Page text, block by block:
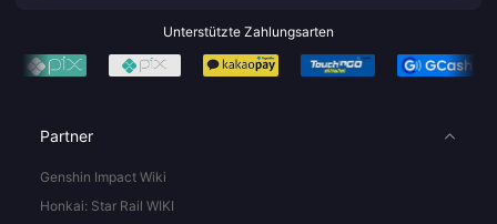
Unterstützte Zahlungsarten
Partner
Genshin Impact Wiki
Honkai: Star Rail WIKI